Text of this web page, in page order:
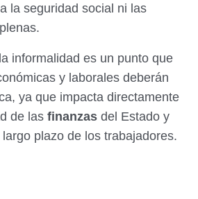
la seguridad social ni las
informalidad es un punto que
y laborales deberán
ya que impacta directamente
de las finanzas del Estado y
plazo de los trabajadores.